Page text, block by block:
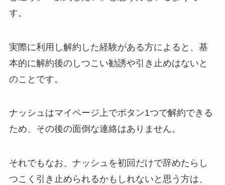
す。
実際に利用し解約した経験がある方によると、基
本的に解約後のしつこい勧誘や引き止めはないと
のことです。
ナッシュはマイページ上でボタン1つで解約できる
ため、その後の面倒な連絡はありません。
それでもなお、ナッシュを初回だけで辞めたらし
つこく引き止められるかもしれないと思う方は、